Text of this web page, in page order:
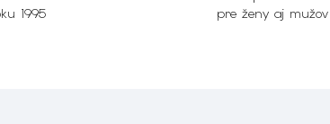
1995 pre ženy aj mužov